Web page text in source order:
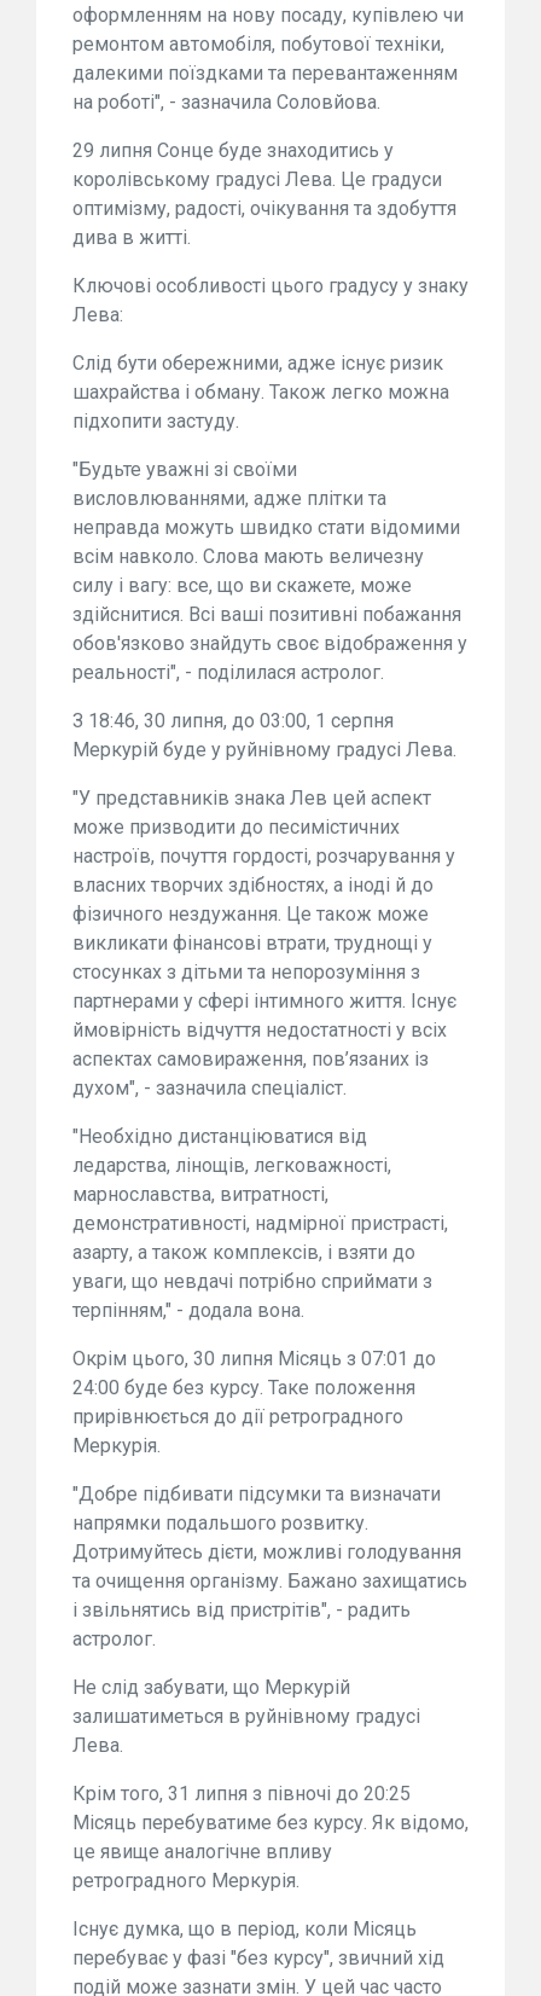
оформленням на нову посаду, купівлею чи
ремонтом автомобіля, побутової техніки,
далекими поїздками та перевантаженням
на роботі", - зазначила Соловйова.
29 липня Сонце буде знаходитись у
королівському градусі Лева. Це градуси
оптимізму, радості, очікування та здобуття
дива в житті.
Ключові особливості цього градусу у знаку
Лева:
Слід бути обережними, адже існує ризик
шахрайства і обману. Також легко можна
підхопити застуду.
"Будьте уважні зі своїми
висловлюваннями, адже плітки та
неправда можуть швидко стати відомими
всім навколо. Слова мають величезну
силу і вагу: все, що ви скажете, може
здійснитися. Всі ваші позитивні побажання
обов'язково знайдуть своє відображення у
реальності", - поділилася астролог.
З 18:46, 30 липня, до 03:00, 1 серпня
Меркурій буде у руйнівному градусі Лева️.
"У представників знака Лев цей аспект
може призводити до песимістичних
настроїв, почуття гордості, розчарування у
власних творчих здібностях, а іноді й до
фізичного нездужання. Це також може
викликати фінансові втрати, труднощі у
стосунках з дітьми та непорозуміння з
партнерами у сфері інтимного життя. Існує
ймовірність відчуття недостатності у всіх
аспектах самовираження, пов’язаних із
духом", - зазначила спеціаліст.
"Необхідно дистанціюватися від
ледарства, лінощів, легковажності,
марнославства, витратності,
демонстративності, надмірної пристрасті,
азарту, а також комплексів, і взяти до
уваги, що невдачі потрібно сприймати з
терпінням," - додала вона.
Окрім цього, 30 липня Місяць з 07:01 до
24:00 буде без курсу. Таке положення
прирівнюється до дії ретроградного
Меркурія.
"Добре підбивати підсумки та визначати
напрямки подальшого розвитку.
Дотримуйтесь дієти, можливі голодування
та очищення організму. Бажано захищатись
і звільнятись від пристрітів", - радить
астролог.
Не слід забувати, що Меркурій
залишатиметься в руйнівному градусі
Лева.
Крім того, 31 липня з півночі до 20:25
Місяць перебуватиме без курсу. Як відомо,
це явище аналогічне впливу
ретроградного Меркурія.
Існує думка, що в період, коли Місяць
перебуває у фазі "без курсу", звичний хід
подій може зазнати змін. У цей час часто